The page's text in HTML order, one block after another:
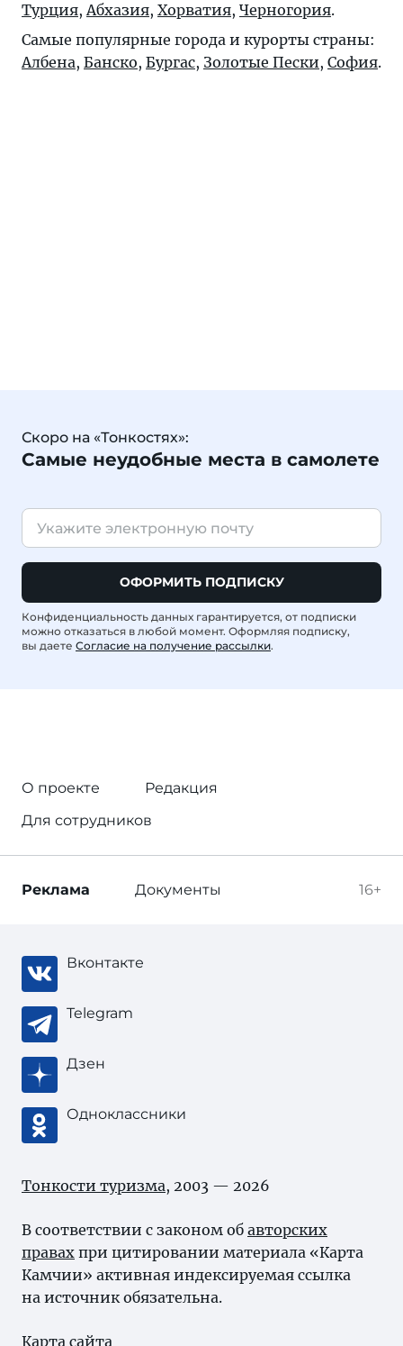
Турция,Абхазия, Хорватия, Черногория.
Самые популярные города и курорты страны:
Албена, Банско, Бургас, Золотые Пески, София.
Скоро на «Тонкостях»:
Самые неудобные места в самолете
ОФОРМИТЬ ПОДПИСКУ
Конфиденциальность данных гарантируется, от подписки
можно отказаться в любой момент. Оформляя подписку,
вы даете Согласие на получение рассылки.
О проекте
Редакция
Для сотрудников
16+
Реклама Документы
Вконтакте
Telegram
Дзен
Одноклассники
Тонкости туризма, 2003 — 2026
В соответствии с законом об авторских
правах при цитировании материала «Карта
Камчии» активная индексируемая ссылка
на источник обязательна.
Карта сайта